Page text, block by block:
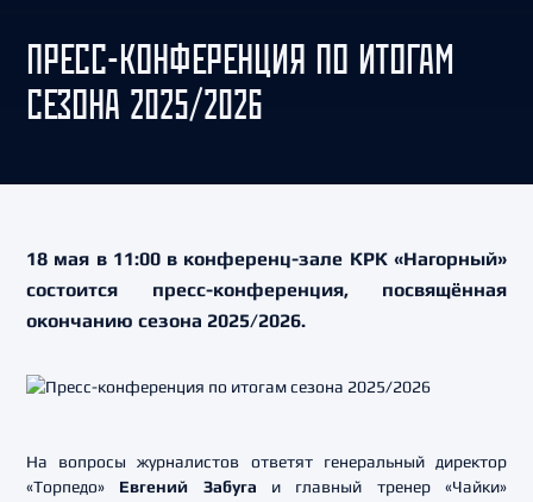
ПРЕСС-КОНФЕРЕНЦИЯ ПО ИТОГАМ
СЕЗОНА 2025/2026
18 мая в 11:00 в конференц-зале КРК «Нагорный»
состоится пресс-конференция, посвящённая
окончанию сезона 2025/2026.
На вопросы журналистов ответят генеральный директор
«Торпедо» Евгений Забуга и главный тренер «Чайки»